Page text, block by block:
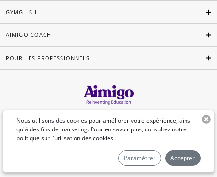
Nous utilisons des cookies pour améliorer votre expérience, ainsi
qu'à des fins de marketing. Pour en savoir plus, consultez notre
politique sur l'utilisation des cookies.
Paramétrer Accepter
GYMGLISH
AIMIGO COACH
POUR LES PROFESSIONNELS
Français
©Aimigo 2026